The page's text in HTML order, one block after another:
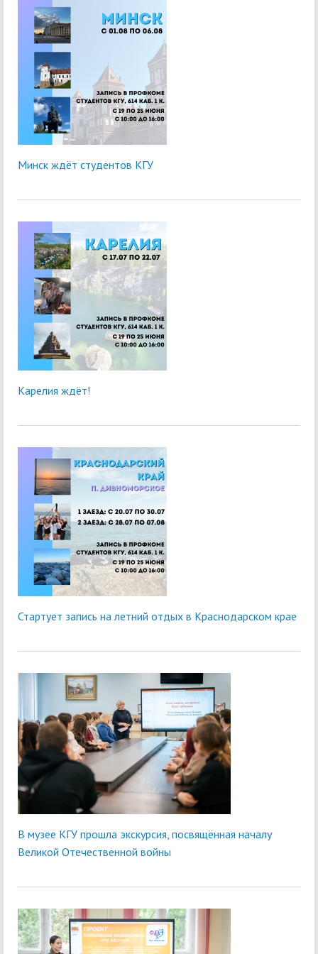
Минск ждёт студентов КГУ
Карелия ждёт!
Стартует запись на летний отдых в Краснодарском крае
В музее КГУ прошла экскурсия, посвящённая началу
Великой Отечественной войны